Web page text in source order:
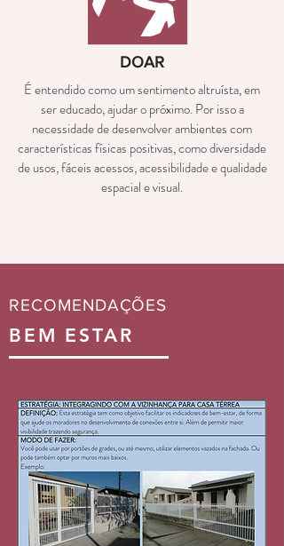
DOAR
É entendido como um sentimento altruísta, em
ser educado, ajudar o próximo. Por isso a
necessidade de desenvolver ambientes com
características físicas positivas, como diversidade
de usos, fáceis acessos, acessibilidade e qualidade
espacial e visual.
RECOMENDAÇÕES
BEM ESTAR